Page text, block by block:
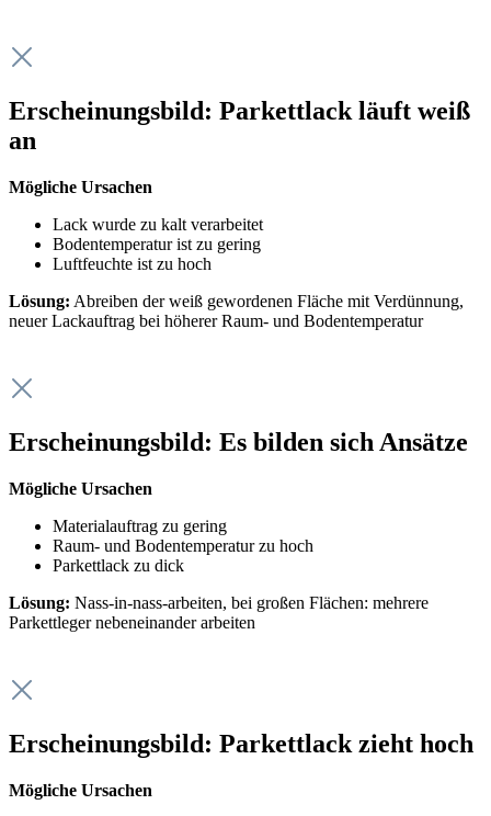
Erscheinungsbild: Parkettlack läuft weiß
an
Mögliche Ursachen
Lack wurde zu kalt verarbeitet
Bodentemperatur ist zu gering
Luftfeuchte ist zu hoch
Lösung: Abreiben der weiß gewordenen Fläche mit Verdünnung,
neuer Lackauftrag bei höherer Raum- und Bodentemperatur
Erscheinungsbild: Es bilden sich Ansätze
Mögliche Ursachen
Materialauftrag zu gering
Raum- und Bodentemperatur zu hoch
Parkettlack zu dick
Lösung: Nass-in-nass-arbeiten, bei großen Flächen: mehrere
Parkettleger nebeneinander arbeiten
Erscheinungsbild: Parkettlack zieht hoch
Mögliche Ursachen